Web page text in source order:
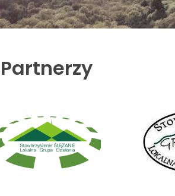
Partnerzy